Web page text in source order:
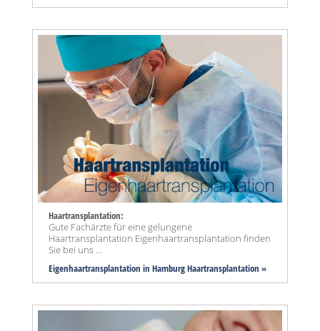
Haartransplantation:
Gute Fachärzte für eine gelungene
Haartransplantation Eigenhaartransplantation finden
Sie bei uns ...
Eigenhaartransplantation in Hamburg Haartransplantation »